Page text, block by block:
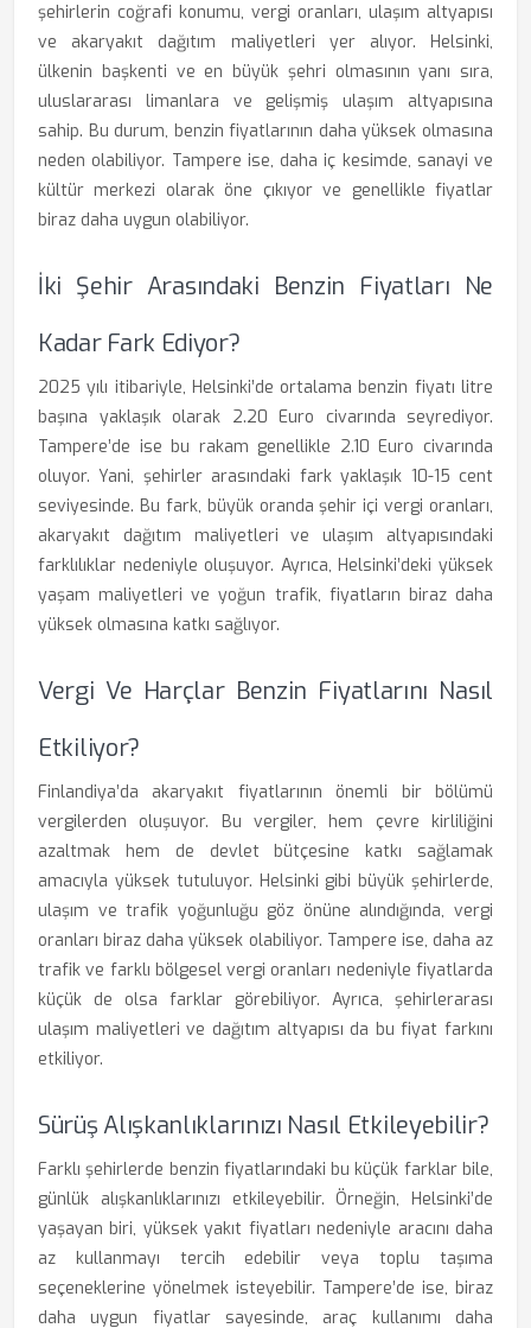
şehirlerin coğrafi konumu, vergi oranları, ulaşım altyapısı
ve akaryakıt dağıtım maliyetleri yer alıyor. Helsinki,
ülkenin başkenti ve en büyük şehri olmasının yanı sıra,
uluslararası limanlara ve gelişmiş ulaşım altyapısına
sahip. Bu durum, benzin fiyatlarının daha yüksek olmasına
neden olabiliyor. Tampere ise, daha iç kesimde, sanayi ve
kültür merkezi olarak öne çıkıyor ve genellikle fiyatlar
biraz daha uygun olabiliyor.
İki Şehir Arasındaki Benzin Fiyatları Ne
Kadar Fark Ediyor?
2025 yılı itibariyle, Helsinki’de ortalama benzin fiyatı litre
başına yaklaşık olarak 2.20 Euro civarında seyrediyor.
Tampere’de ise bu rakam genellikle 2.10 Euro civarında
oluyor. Yani, şehirler arasındaki fark yaklaşık 10-15 cent
seviyesinde. Bu fark, büyük oranda şehir içi vergi oranları,
akaryakıt dağıtım maliyetleri ve ulaşım altyapısındaki
farklılıklar nedeniyle oluşuyor. Ayrıca, Helsinki’deki yüksek
yaşam maliyetleri ve yoğun trafik, fiyatların biraz daha
yüksek olmasına katkı sağlıyor.
Vergi Ve Harçlar Benzin Fiyatlarını Nasıl
Etkiliyor?
Finlandiya’da akaryakıt fiyatlarının önemli bir bölümü
vergilerden oluşuyor. Bu vergiler, hem çevre kirliliğini
azaltmak hem de devlet bütçesine katkı sağlamak
amacıyla yüksek tutuluyor. Helsinki gibi büyük şehirlerde,
ulaşım ve trafik yoğunluğu göz önüne alındığında, vergi
oranları biraz daha yüksek olabiliyor. Tampere ise, daha az
trafik ve farklı bölgesel vergi oranları nedeniyle fiyatlarda
küçük de olsa farklar görebiliyor. Ayrıca, şehirlerarası
ulaşım maliyetleri ve dağıtım altyapısı da bu fiyat farkını
etkiliyor.
Sürüş Alışkanlıklarınızı Nasıl Etkileyebilir?
Farklı şehirlerde benzin fiyatlarındaki bu küçük farklar bile,
günlük alışkanlıklarınızı etkileyebilir. Örneğin, Helsinki’de
yaşayan biri, yüksek yakıt fiyatları nedeniyle aracını daha
az kullanmayı tercih edebilir veya toplu taşıma
seçeneklerine yönelmek isteyebilir. Tampere’de ise, biraz
daha uygun fiyatlar sayesinde, araç kullanımı daha